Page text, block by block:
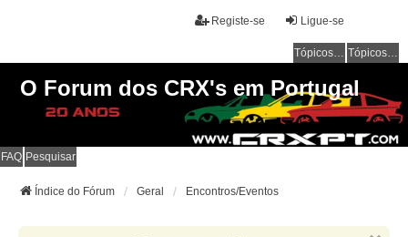
Ligue-se
Registe-se
Tópicos sem resposta Tópicos ativos
O Forum dos CRX's em Portugal
FAQ Pesquisar
Índice do Fórum Geral Encontros/Eventos